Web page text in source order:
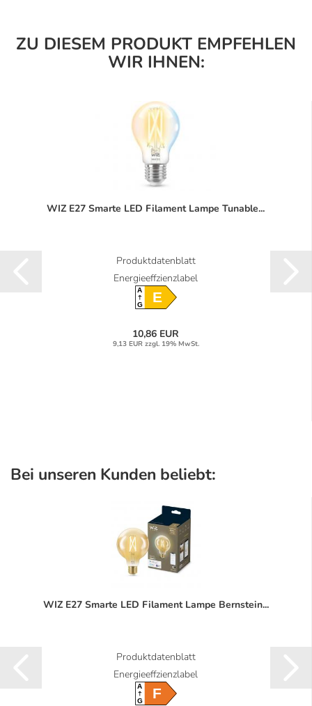
ZU DIESEM PRODUKT EMPFEHLEN
WIR IHNEN:
WIZ E27 Smarte LED Filament Lampe Tunable...
Produktdatenblatt
Energieeffzienzlabel
A
GE
10,86 EUR
9,13 EUR zzgl. 19% MwSt.
Bei unseren Kunden beliebt:
WIZ E27 Smarte LED Filament Lampe Bernstein...
Produktdatenblatt
Energieeffzienzlabel
A
GF